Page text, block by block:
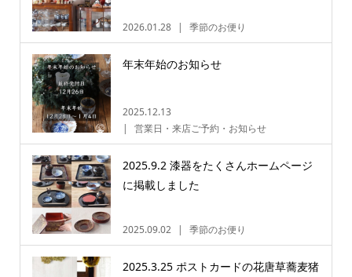
2026.01.28 季節のお便り
年末年始のお知らせ
2025.12.13
営業日・来店ご予約・お知らせ
2025.9.2 漆器をたくさんホームページ
に掲載しました
2025.09.02 季節のお便り
2025.3.25 ポストカードの花唐草蕎麦猪